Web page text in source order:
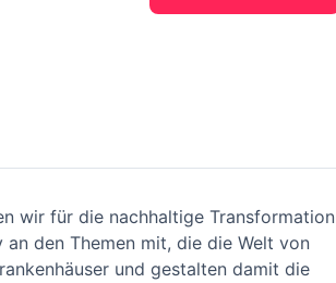
wir für die nachhaltige Transformation
den Themen mit, die die Welt von
und gestalten damit die